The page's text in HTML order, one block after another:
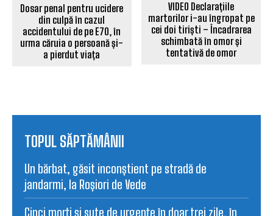
Dosar penal pentru ucidere
din culpă în cazul
accidentului de pe E70, în
urma căruia o persoană și-
a pierdut viața
VIDEO Declarațiile
martorilor i-au îngropat pe
cei doi tiriști – Încadrarea
schimbată în omor și
tentativă de omor
TOPUL SĂPTĂMÂNII
Un bărbat, găsit inconștient pe stradă de
jandarmi, la Roșiori de Vede
Cinci morți și sute de urgențe în doar trei zile, în